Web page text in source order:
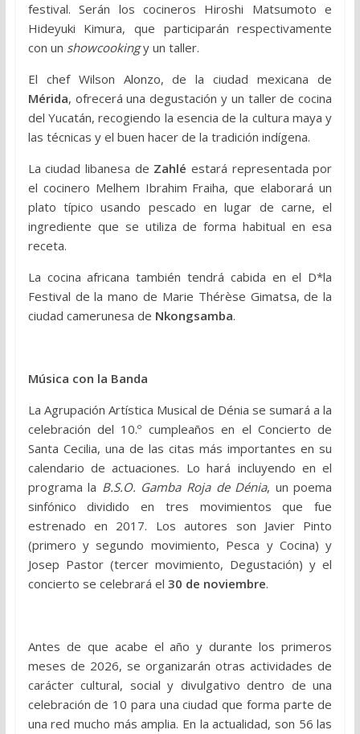
festival. Serán los cocineros Hiroshi Matsumoto e
Hideyuki Kimura, que participarán respectivamente
con un showcookingy un taller.
El chef Wilson Alonzo, de la ciudad mexicana de
Mérida, ofrecerá una degustación y un taller de cocina
del Yucatán, recogiendo la esencia de la cultura maya y
las técnicas y el buen hacer de la tradición indígena.
La ciudad libanesa de Zahlé estará representada por
el cocinero Melhem Ibrahim Fraiha, que elaborará un
plato típico usando pescado en lugar de carne, el
ingrediente que se utiliza de forma habitual en esa
receta.
La cocina africana también tendrá cabida en el D*la
Festival de la mano de Marie Thérèse Gimatsa, de la
ciudad camerunesa de Nkongsamba.
Música con la Banda
La Agrupación Artística Musical de Dénia se sumará a la
celebración del 10.º cumpleaños en el Concierto de
Santa Cecilia, una de las citas más importantes en su
calendario de actuaciones. Lo hará incluyendo en el
programa la B.S.O. Gamba Roja de Dénia, un poema
sinfónico dividido en tres movimientos que fue
estrenado en 2017. Los autores son Javier Pinto
(primero y segundo movimiento, Pesca y Cocina) y
Josep Pastor (tercer movimiento, Degustación) y el
concierto se celebrará el 30 de noviembre.
Antes de que acabe el año y durante los primeros
meses de 2026, se organizarán otras actividades de
carácter cultural, social y divulgativo dentro de una
celebración de 10 para una ciudad que forma parte de
una red mucho más amplia. En la actualidad, son 56 las